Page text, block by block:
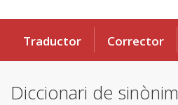
Traductor Corrector
Diccionari de